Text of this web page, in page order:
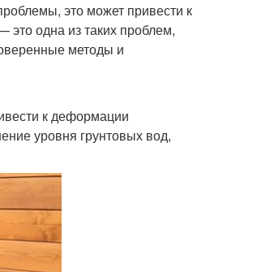
это может привести к
одна из таких проблем,
методы и
к деформации
уровня грунтовых вод,